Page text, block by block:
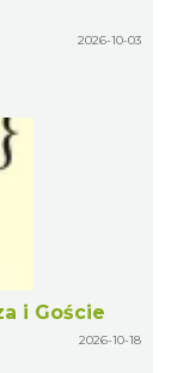
2026-10-03
i Goście
2026-10-18